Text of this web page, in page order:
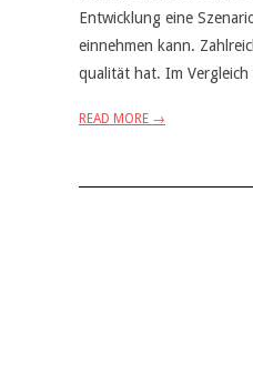
Entwicklung eine
einnehmen kann.
qualität hat. Im Vergleich
READ MORE →